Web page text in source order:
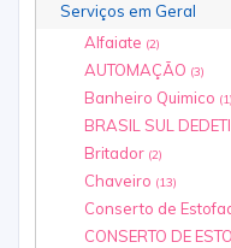
Serviços em Geral
Alfaiate (2)
AUTOMAÇÃO (3)
Banheiro Quimico (1)
BRASIL SUL
Britador (2)
Chaveiro (13)
Conserto de
CONSERTO DE